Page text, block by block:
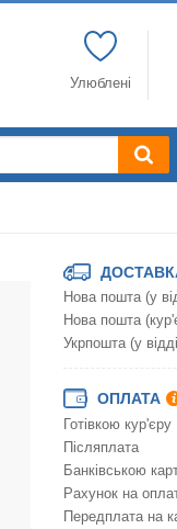
Улюблені
Нова пошта (у
Нова пошта
Укрпошта (у
ОПЛАТА
Готівкою кур'єру
Післяплата
Банківською
Рахунок на
Передплата на